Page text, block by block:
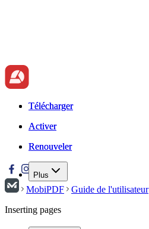
Télécharger
Activer
Renouveler
Plus
Télécharger
Activer
Renouveler
MobiPDF
Guide de l'utilisateur
Inserting pages